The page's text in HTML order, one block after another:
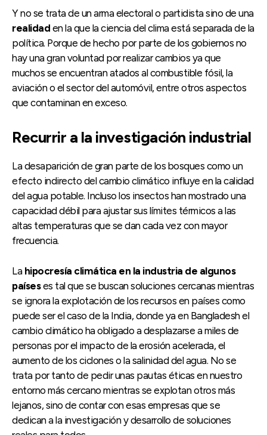
Y no se trata de un arma electoral o partidista sino de una
realidad en la que la ciencia del clima está separada de la
política. Porque de hecho por parte de los gobiernos no
hay una gran voluntad por realizar cambios ya que
muchos se encuentran atados al combustible fósil, la
aviación o el sector del automóvil, entre otros aspectos
que contaminan en exceso.
Recurrir a la investigación industrial
La desaparición de gran parte de los bosques como un
efecto indirecto del cambio climático influye en la calidad
del agua potable. Incluso los insectos han mostrado una
capacidad débil para ajustar sus límites térmicos a las
altas temperaturas que se dan cada vez con mayor
frecuencia.
La hipocresía climática en la industria de algunos
paíseses tal que se buscan soluciones cercanas mientras
se ignora la explotación de los recursos en países como
puede ser el caso de la India, donde ya en Bangladesh el
cambio climático ha obligado a desplazarse a miles de
personas por el impacto de la erosión acelerada, el
aumento de los ciclones o la salinidad del agua. No se
trata por tanto de pedir unas pautas éticas en nuestro
entorno más cercano mientras se explotan otros más
lejanos, sino de contar con esas empresas que se
dedican a la investigación y desarrollo de soluciones